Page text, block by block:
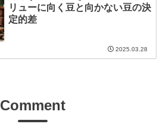
リューに向く豆と向かない豆の決
定的差
2025.03.28
Comment